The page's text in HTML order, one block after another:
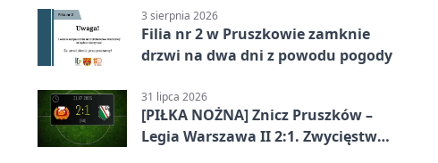
3 sierpnia 2026
Filia nr 2 w Pruszkowie zamknie
drzwi na dwa dni z powodu pogody
31 lipca 2026
[PIŁKA NOŻNA] Znicz Pruszków –
Legia Warszawa II 2:1. Zwycięstwo